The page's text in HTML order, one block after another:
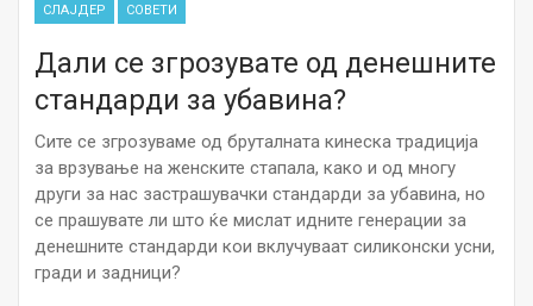
СЛАЈДЕР СОВЕТИ
Дали се згрозувате од денешните
стандарди за убавина?
Сите се згрозуваме од бруталната кинеска традиција
за врзување на женските стапала, како и од многу
други за нас застрашувачки стандарди за убавина, но
се прашувате ли што ќе мислат идните генерации за
денешните стандарди кои вклучуваат силиконски усни,
гради и задници?